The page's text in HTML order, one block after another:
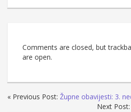
Comments are closed, but
are open.
« Previous Post: Župne obavijesti: 3.
Next Post: